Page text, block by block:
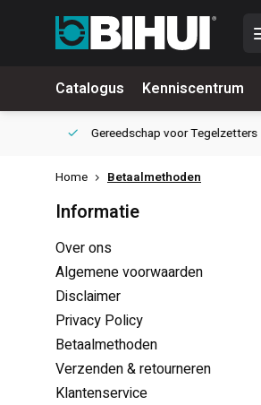
Catalogus Kenniscentrum
Gereedschap voorTegelzetters
Home Betaalmethoden
Informatie
Over ons
Algemene voorwaarden
Disclaimer
Privacy Policy
Betaalmethoden
Verzenden & retourneren
Klantenservice